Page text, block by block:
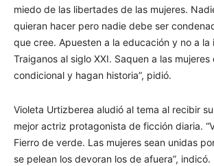
miedo de las libertades de las mujeres.
quieran hacer pero nadie debe ser
que cree. Apuesten a la educación y no a la
Traiganos al siglo XXI. Saquen a las
condicional y hagan historia”, pidió.
Violeta Urtizberea aludió al tema al recibir
mejor actriz protagonista de ficción diaria.
Fierro de verde. Las mujeres sean unidas
se pelean los devoran los de afuera”, indicó.